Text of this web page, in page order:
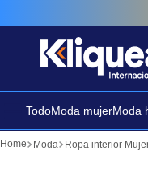
TodoModa mujerModa
Moda Ropa interior